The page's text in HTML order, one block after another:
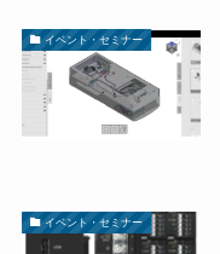
イベント・セミナー
イベント・セミナー